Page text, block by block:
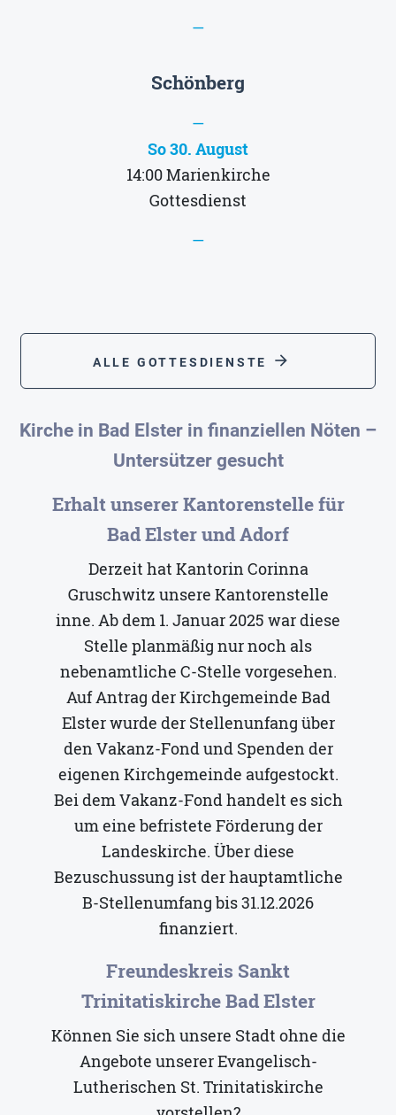
—
Schönberg
—
So 30. August
14:00Marienkirche
Gottesdienst
—
ALLE GOTTESDIENSTE arrow_forward
Kirche in Bad Elster in finanziellen Nöten –
Untersützer gesucht
Erhalt unserer Kantorenstelle für
Bad Elster und Adorf
Derzeit hat Kantorin Corinna
Gruschwitz unsere Kantorenstelle
inne. Ab dem 1. Januar 2025 war diese
Stelle planmäßig nur noch als
nebenamtliche C-Stelle vorgesehen.
Auf Antrag der Kirchgemeinde Bad
Elster wurde der Stellenunfang über
den Vakanz-Fond und Spenden der
eigenen Kirchgemeinde aufgestockt.
Bei dem Vakanz-Fond handelt es sich
um eine befristete Förderung der
Landeskirche. Über diese
Bezuschussung ist der hauptamtliche
B-Stellenumfang bis 31.12.2026
finanziert.
Freundeskreis Sankt
Trinitatiskirche Bad Elster
Können Sie sich unsere Stadt ohne die
Angebote unserer Evangelisch-
Lutherischen St. Trinitatiskirche